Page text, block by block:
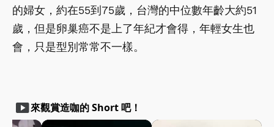
的婦女，約在55到75歲，台灣的中位數年齡大約51
歲，但是卵巢癌不是上了年紀才會得，年輕女生也
會，只是型別常常不一樣。
smart_display來觀賞造咖的 Short 吧！